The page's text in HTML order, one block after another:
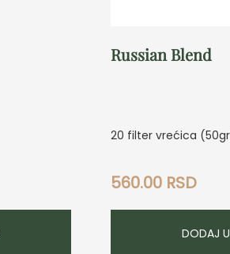
Russian Blend
20 filter vrećica
560.00 RSD
DODAJ